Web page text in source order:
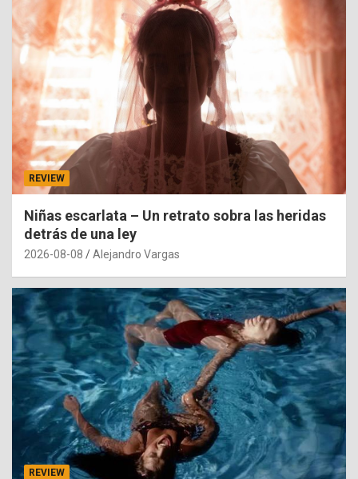
REVIEW
Niñas escarlata – Un retrato sobra las heridas
detrás de una ley
2026-08-08 Alejandro Vargas
REVIEW